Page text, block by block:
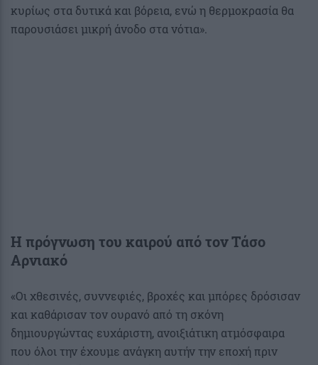
κυρίως στα δυτικά και βόρεια, ενώ η θερμοκρασία θα
παρουσιάσει μικρή άνοδο στα νότια».
Η πρόγνωση του καιρού από τον Τάσο
Αρνιακό
«Οι χθεσινές, συννεφιές, βροχές και μπόρες δρόσισαν
και καθάρισαν τον ουρανό από τη σκόνη
δημιουργώντας ευχάριστη, ανοιξιάτικη ατμόσφαιρα
που όλοι την έχουμε ανάγκη αυτήν την εποχή πριν